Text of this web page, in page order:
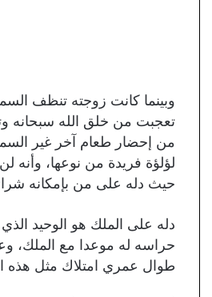
وبينما كانت زوجته تنظف
تعجبت من خلق الله سبحانه
من إحضار طعام آخر غير
لؤلؤة فريدة من نوعها، وأنه
حيث دله على من بإمكانه
دله على الملك هو الوحيد الذي
حراسه له موعدا مع الملك،
طوال عمري امتلاك مثل هذه